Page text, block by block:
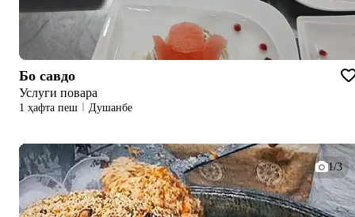
Бо савдо
Услуги повара
1 ҳафта пеш Душанбе
1/3